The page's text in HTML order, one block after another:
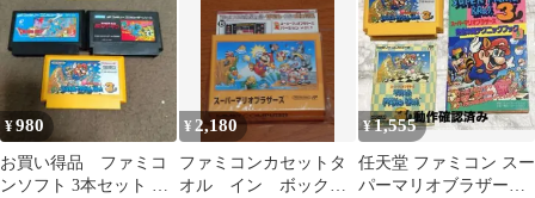
¥980
お買い得品 ファミコ
ンソフト 3本セット マ
¥ 2,180
ファミコンカセットタ
オル イン ボック
¥1,555
任天堂 ファミコン スー
パーマリオブラザーズ3